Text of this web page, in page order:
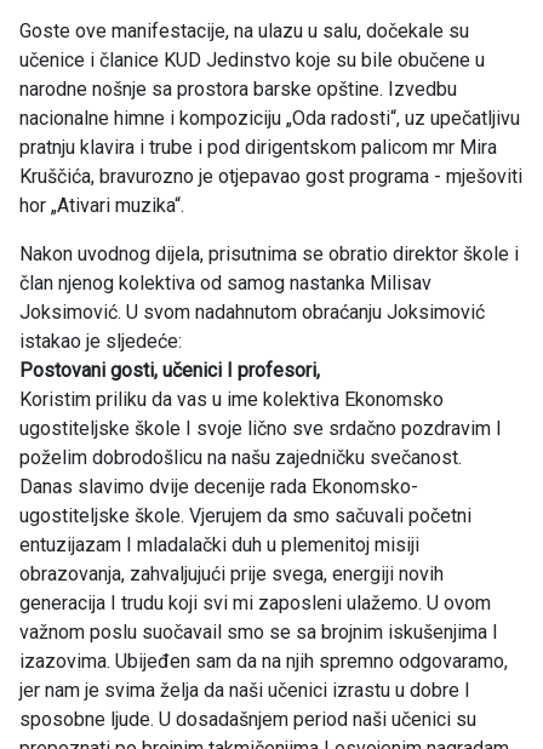
Goste ove manifestacije, na ulazu u salu, dočekale su
učenice i članice KUD Jedinstvo koje su bile obučene u
narodne nošnje sa prostora barske opštine. Izvedbu
nacionalne himne i kompoziciju „Oda radosti“, uz upečatljivu
pratnju klavira i trube i pod dirigentskom palicom mr Mira
Kruščića, bravurozno je otjepavao gost programa - mješoviti
hor „Ativari muzika“.
Nakon uvodnog dijela, prisutnima se obratio direktor škole i
član njenog kolektiva od samog nastanka Milisav
Joksimović. U svom nadahnutom obraćanju Joksimović
istakao je sljedeće:
Postovani gosti, učenici I profesori,
Koristim priliku da vas u ime kolektiva Ekonomsko
ugostiteljske škole I svoje lično sve srdačno pozdravim I
poželim dobrodošlicu na našu zajedničku svečanost.
Danas slavimo dvije decenije rada Ekonomsko-
ugostiteljske škole. Vjerujem da smo sačuvali početni
entuzijazam I mladalački duh u plemenitoj misiji
obrazovanja, zahvaljujući prije svega, energiji novih
generacija I trudu koji svi mi zaposleni ulažemo. U ovom
važnom poslu suočavail smo se sa brojnim iskušenjima I
izazovima. Ubijeđen sam da na njih spremno odgovaramo,
jer nam je svima želja da naši učenici izrastu u dobre I
sposobne ljude. U dosadašnjem period naši učenici su